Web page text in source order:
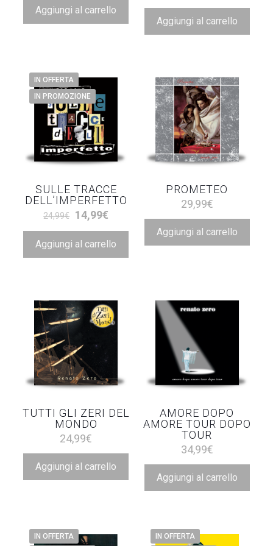
Aggiungi al carrello
Aggiungi al carrello
IN OFFERTA
IN PROMOZIONE
SULLE TRACCE
DELL’IMPERFETTO
24,99€ Il
prezzo
originale
era:
14,99€
prezzo
attuale
è:
Aggiungi al carrello
PROMETEO
29,99€
Aggiungi al carrello
TUTTI GLI ZERI DEL
MONDO
24,99€
Aggiungi al carrello
AMORE DOPO
AMORE TOUR DOPO
TOUR
34,99€
Aggiungi al carrello
IN OFFERTA IN OFFERTA